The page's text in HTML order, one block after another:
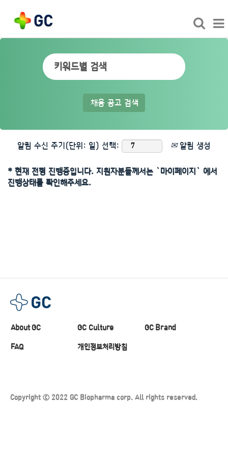
알림 수신 주기(단위: 일) 선택: 알림 생성
* 현재 전형 진행중입니다. 지원자분들께서는 `마이페이지` 에서
진행상태를 확인해주세요.
About GC GC Culture GC Brand
FAQ 개인정보처리방침
Copyright ⓒ 2022 GC Biopharma corp. All rights reserved.